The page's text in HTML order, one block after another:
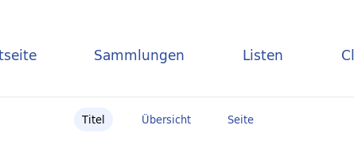
Sammlungen Listen
Titel Übersicht Seite